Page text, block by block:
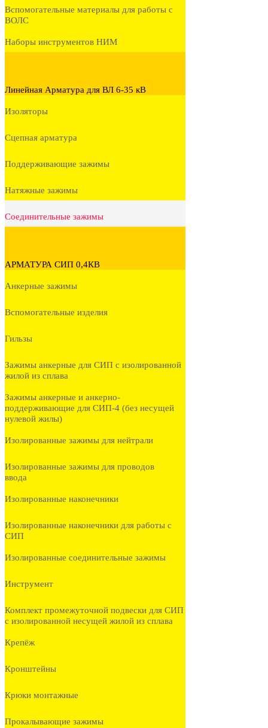
Вспомогательные материалы для работы с
ВОЛС
Наборы инструментов НИМ
Линейная Арматура для ВЛ 6-35 кВ
Изоляторы
Сцепная арматура
Поддерживающие зажимы
Натяжные зажимы
Соединительные зажимы
АРМАТУРА СИП 0,4КВ
Анкерные зажимы
Вспомогательные изделия
Гильзы
Зажимы анкерные для СИП с изолированной
жилой из сплава
Зажимы анкерные и анкерно-
поддерживающие для СИП-4 (без несущей
нулевой жилы)
Изолированные зажимы для нейтрали
Изолированные зажимы для проводов
ввода
Изолированные наконечники
Изолированные наконечники для работы с
СИП
Изолированные соединительные зажимы
Инструмент
Комплект промежуточной подвески для СИП
с изолированной несущей жилой из сплава
Крепёж
Кронштейны
Крюки монтажные
Прокалывающие зажимы